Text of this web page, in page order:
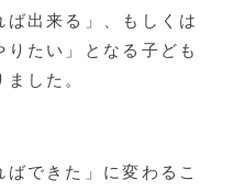
出来る」、もしくは
たい」となる子ども
した。
ばできた」に変わるこ